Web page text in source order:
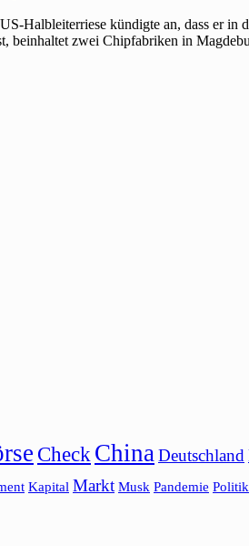
Halbleiterriese kündigte an, dass er
beinhaltet zwei Chipfabriken in
Check China Deutschland
Kapital Markt Musk Pandemie Politik